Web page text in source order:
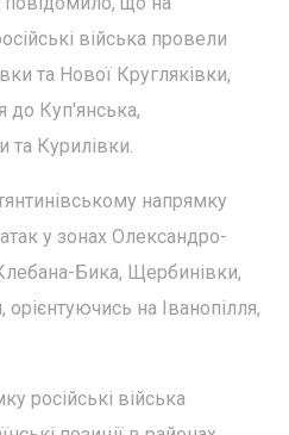
війська провели
та Нової Кругляківки,
до Куп'янська,
та Курилівки.
напрямку
у зонах Олександро-
Бика, Щербинівки,
на Іванопілля,
російські війська